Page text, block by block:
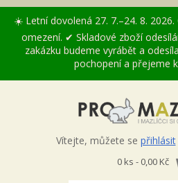
☀️ Letní dovolená 27. 7.–24. 8.
omezení. ✔ Skladové zboží
zakázku budeme vyrábět a
pochopení a přejeme
Vítejte, můžete se přihlásit
0 ks - 0,00 Kč